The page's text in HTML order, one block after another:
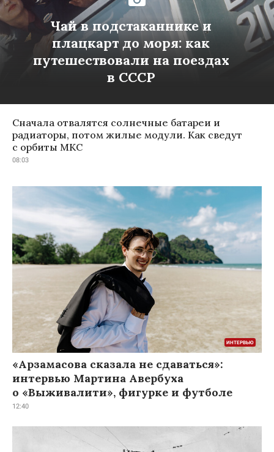
Чай в подстаканнике и
плацкарт до моря: как
путешествовали на поездах
в СССР
Сначала отвалятся солнечные батареи и
радиаторы, потом жилые модули. Как сведут
с орбиты МКС
08:03
«Арзамасова сказала не сдаваться»:
интервью Мартина Авербуха
о «Выживалити», фигурке и футболе
12:40